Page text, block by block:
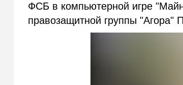
ФСБ в компьютерной игре
правозащитной группы "Агора"